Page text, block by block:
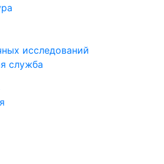
исследований
служба